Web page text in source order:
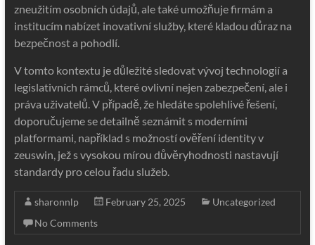
zneužitím osobních údajů, ale také umožňuje firmám a
institucím nabízet inovativní služby, které kladou důraz na
bezpečnost a pohodlí.
V tomto kontextu je důležité sledovat vývoj technologií a
legislativních rámců, které ovlivní nejen zabezpečení, ale i
práva uživatelů. V případě, že hledáte spolehlivé řešení,
doporučujeme se detailně seznámit s moderními
platformami, například s možností ověření identity v
zeuswin, jež s vysokou mírou důvěryhodnosti nastavují
standardy pro celou řadu služeb.
sharonnlp February 25, 2025
Uncategorized
No Comments